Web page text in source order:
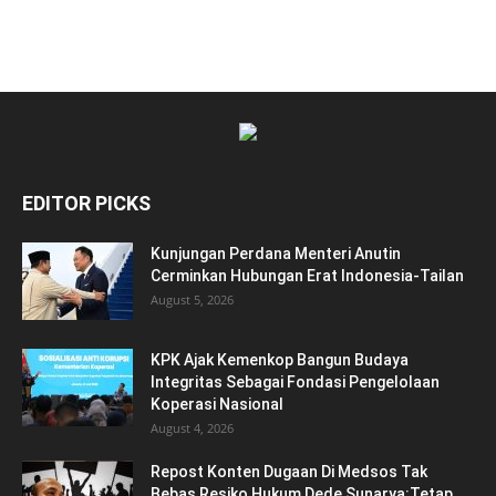
EDITOR PICKS
Kunjungan Perdana Menteri Anutin
Cerminkan Hubungan Erat Indonesia-Tailan
August 5, 2026
KPK Ajak Kemenkop Bangun Budaya
Integritas Sebagai Fondasi Pengelolaan
Koperasi Nasional
August 4, 2026
Repost Konten Dugaan Di Medsos Tak